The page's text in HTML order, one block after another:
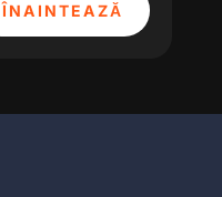
ÎNAINTEAZĂ